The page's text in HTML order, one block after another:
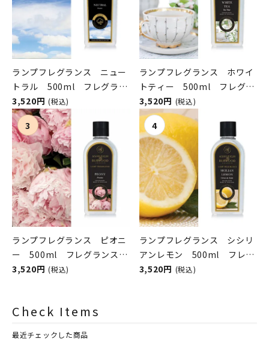
ランプフレグランス ニュー
トラル 500ml フレグラン
スランプ用オイル
ASHLEIGH&BURWOOD（ア
シュレイアンドバーウッド）
3,520円 (税込)
ランプフレグランス ホワイ
トティー 500ml フレグラ
ンスランプ用オイル
ASHLEIGH&BURWOOD（ア
シュレイアンドバーウッド）
3,520円 (税込)
ランプフレグランス ピオニ
ー 500ml フレグランスラ
ンプ用オイル
3,520円 (税込)
ランプフレグランス シシリ
アンレモン 500ml フレグ
ランスランプ用オイル
3,520円 (税込)
Check Items
最近チェックした商品